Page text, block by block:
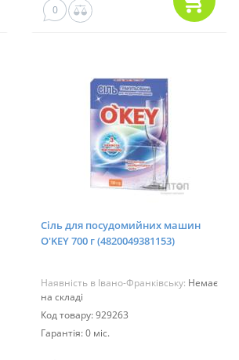
0
Сіль для посудомийних машин
O'KEY 700 г (4820049381153)
Наявність в Івано-Франківську: Немає
на складі
Код товару: 929263
Гарантія: 0 міс.